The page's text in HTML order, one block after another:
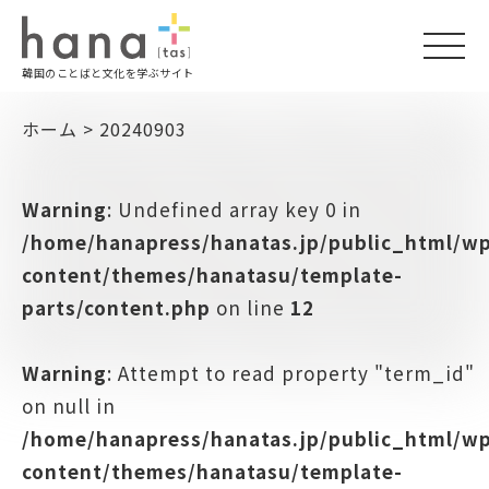
韓国のことばと文化を学ぶサイト
ホーム > 20240903
Warning: Undefined array key 0 in
/home/hanapress/hanatas.jp/public_html/
content/themes/hanatasu/template-
parts/content.php on line 12
Warning: Attempt to read property "term_id"
on null in
/home/hanapress/hanatas.jp/public_html/
content/themes/hanatasu/template-